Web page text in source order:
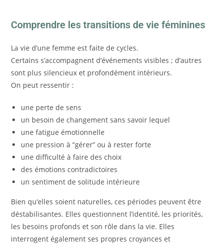
Comprendre les transitions de vie féminines
La vie d’une femme est faite de cycles.
Certains s’accompagnent d’événements visibles ; d’autres
sont plus silencieux et profondément intérieurs.
On peut ressentir :
une perte de sens
un besoin de changement sans savoir lequel
une fatigue émotionnelle
une pression à “gérer” ou à rester forte
une difficulté à faire des choix
des émotions contradictoires
un sentiment de solitude intérieure
Bien qu’elles soient naturelles, ces périodes peuvent être
déstabilisantes. Elles questionnent l’identité, les priorités,
les besoins profonds et son rôle dans la vie. Elles
interrogent également ses propres croyances et